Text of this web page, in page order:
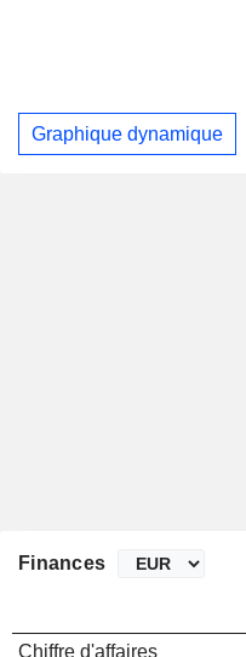
Graphique dynamique
Finances
Chiffre d'affaires